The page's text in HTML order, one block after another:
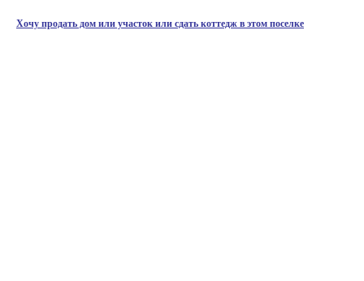
Хочу продать дом или участок или сдать коттедж в этом поселке